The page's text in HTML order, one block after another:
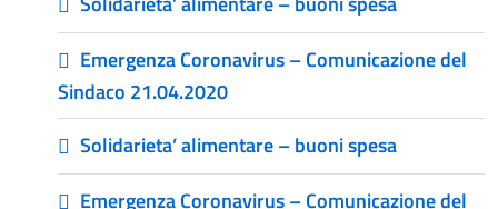
Emergenza Coronavirus – Comunicazione del
Sindaco 21.04.2020
Solidarieta’ alimentare – buoni spesa
Emergenza Coronavirus – Comunicazione del